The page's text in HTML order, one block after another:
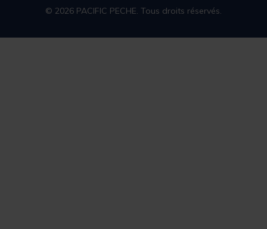
© 2026 PACIFIC PECHE. Tous droits réservés.